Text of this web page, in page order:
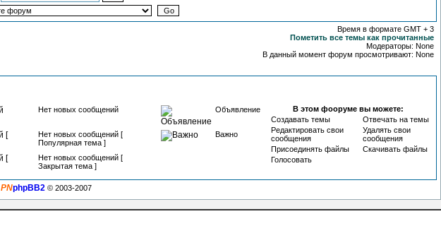
Время в формате GMT + 3
Пометить все темы как прочитанные
Модераторы: None
В данный момент форум просмотривают: None
Нет новых сообщений Объявление
Нет новых сообщений [
Популярная тема ]
Важно
Нет новых сообщений [
Закрытая тема ]
В этом фооруме вы можете:
Создавать темы
Отвечать на темы
Редактировать свои
сообщения
Удалять свои
сообщения
Присоединять файлы
Скачивать файлы
Голосовать
PNphpBB2 © 2003-2007